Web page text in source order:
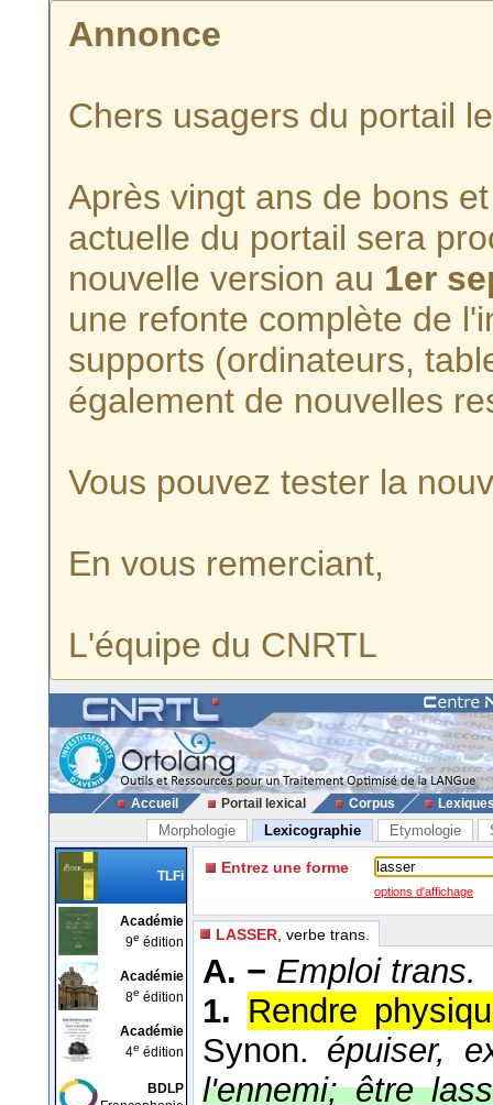
Annonce
Chers usagers du portail
Après vingt ans de bons
actuelle du portail sera
nouvelle version au 1er
une refonte complète de
supports (ordinateurs,
également de nouvelles
Vous pouvez tester la
En vous remerciant,
L'équipe du CNRTL
Accueil Portail lexical Corpus
Morphologie Lexicographie Etymologie
TLFi
Académie
9e édition
Académie
8e édition
Académie
4e édition
BDLP
Entrez une forme
options d'affichage
LASSER , verbe trans.
A. − Emploi trans.
1. Rendre
Synon. épuiser,
l'ennemi; être